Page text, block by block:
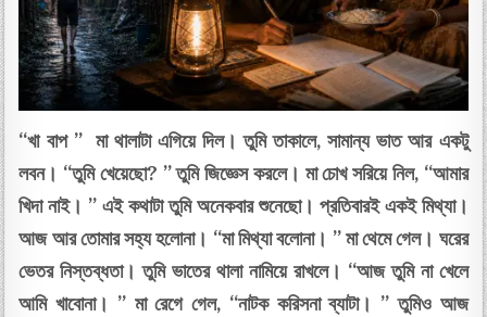
“খা বাপ ” মা থালাটা এগিয়ে দিল। তুমি তাকালে, সামান্য ভাত আর একটু
লবন। “তুমি খেয়েছো? ” তুমি জিজ্ঞেস করলে। মা চোখ সরিয়ে নিল, “আমার
খিদা নাই। ” এই কথাটা তুমি অনেকবার শুনেছো। প্রতিবারই একই মিথ্যা।
আজ আর তোমার সহ্য হলোনা। “মা মিথ্যা বলোনা। ” মা থেমে গেল। ঘরের
ভেতর নিস্তব্ধতা। তুমি ভাতের থালা নামিয়ে রাখলে। “আজ তুমি না খেলে
আমি খাবোনা। ” মা রেগে গেল, “নাটক করিসনা ব্যাটা। ” তুমিও আজ